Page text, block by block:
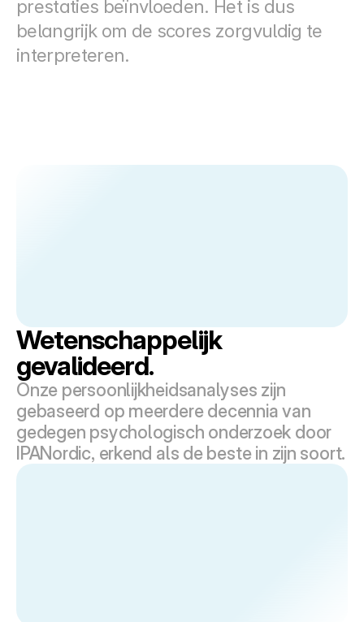
prestaties beïnvloeden. Het is dus
belangrijk om de scores zorgvuldig te
interpreteren.
Wetenschappelijk
gevalideerd.
Onze persoonlijkheidsanalyses zijn
gebaseerd op meerdere decennia van
gedegen psychologisch onderzoek door
IPANordic, erkend als de beste in zijn soort.